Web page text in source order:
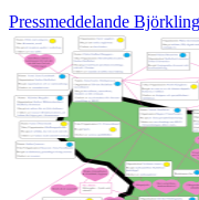
Pressmeddelande